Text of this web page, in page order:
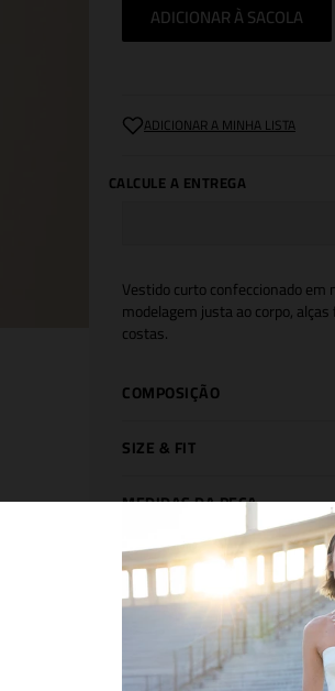
ADICIONAR À SACOLA
Vestido curto confeccionado
modelagem justa ao corpo,
costas.
COMPOSIÇÃO
SIZE & FIT
MEDIDAS DA PEÇA
You May Also Like